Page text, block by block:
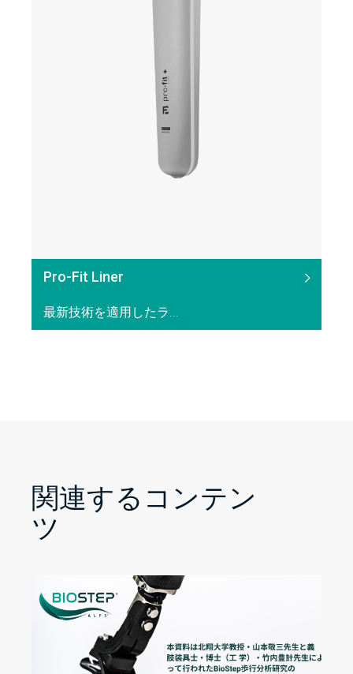
Pro-Fit Liner
最新技術を適用したラ...
関連するコンテン
ツ